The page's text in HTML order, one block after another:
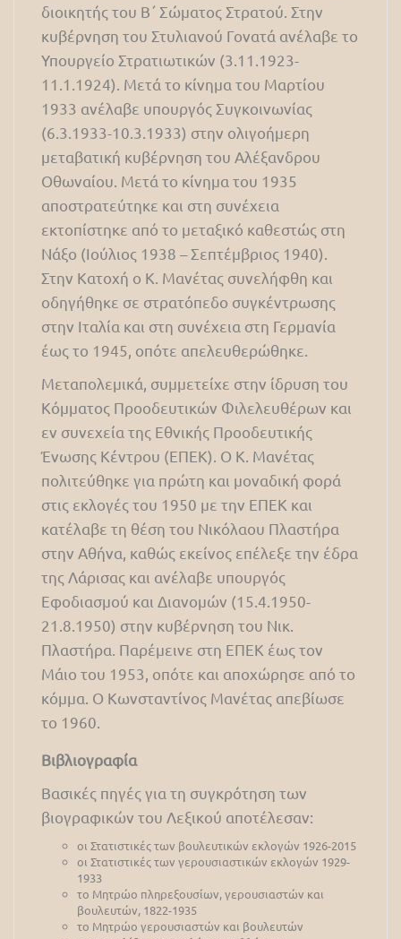
διοικητής του Β΄ Σώματος Στρατού. Στην
κυβέρνηση του Στυλιανού Γονατά ανέλαβε το
Υπουργείο Στρατιωτικών (3.11.1923-
11.1.1924). Μετά το κίνημα του Μαρτίου
1933 ανέλαβε υπουργός Συγκοινωνίας
(6.3.1933-10.3.1933) στην ολιγοήμερη
μεταβατική κυβέρνηση του Αλέξανδρου
Οθωναίου. Μετά το κίνημα του 1935
αποστρατεύτηκε και στη συνέχεια
εκτοπίστηκε από το μεταξικό καθεστώς στη
Νάξο (Ιούλιος 1938 – Σεπτέμβριος 1940).
Στην Κατοχή ο Κ. Μανέτας συνελήφθη και
οδηγήθηκε σε στρατόπεδο συγκέντρωσης
στην Ιταλία και στη συνέχεια στη Γερμανία
έως το 1945, οπότε απελευθερώθηκε.
Μεταπολεμικά, συμμετείχε στην ίδρυση του
Κόμματος Προοδευτικών Φιλελευθέρων και
εν συνεχεία της Εθνικής Προοδευτικής
Ένωσης Κέντρου (ΕΠΕΚ). Ο Κ. Μανέτας
πολιτεύθηκε για πρώτη και μοναδική φορά
στις εκλογές του 1950 με την ΕΠΕΚ και
κατέλαβε τη θέση του Νικόλαου Πλαστήρα
στην Αθήνα, καθώς εκείνος επέλεξε την έδρα
της Λάρισας και ανέλαβε υπουργός
Εφοδιασμού και Διανομών (15.4.1950-
21.8.1950) στην κυβέρνηση του Νικ.
Πλαστήρα. Παρέμεινε στη ΕΠΕΚ έως τον
Μάιο του 1953, οπότε και αποχώρησε από το
κόμμα. Ο Κωνσταντίνος Μανέτας απεβίωσε
το 1960.
Βιβλιογραφία
Βασικές πηγές για τη συγκρότηση των
βιογραφικών του Λεξικού αποτέλεσαν:
οι Στατιστικές των βουλευτικών εκλογών 1926-2015
οι Στατιστικές των γερουσιαστικών εκλογών 1929-
1933
το Μητρώο πληρεξουσίων, γερουσιαστών και
βουλευτών, 1822-1935
το Μητρώο γερουσιαστών και βουλευτών